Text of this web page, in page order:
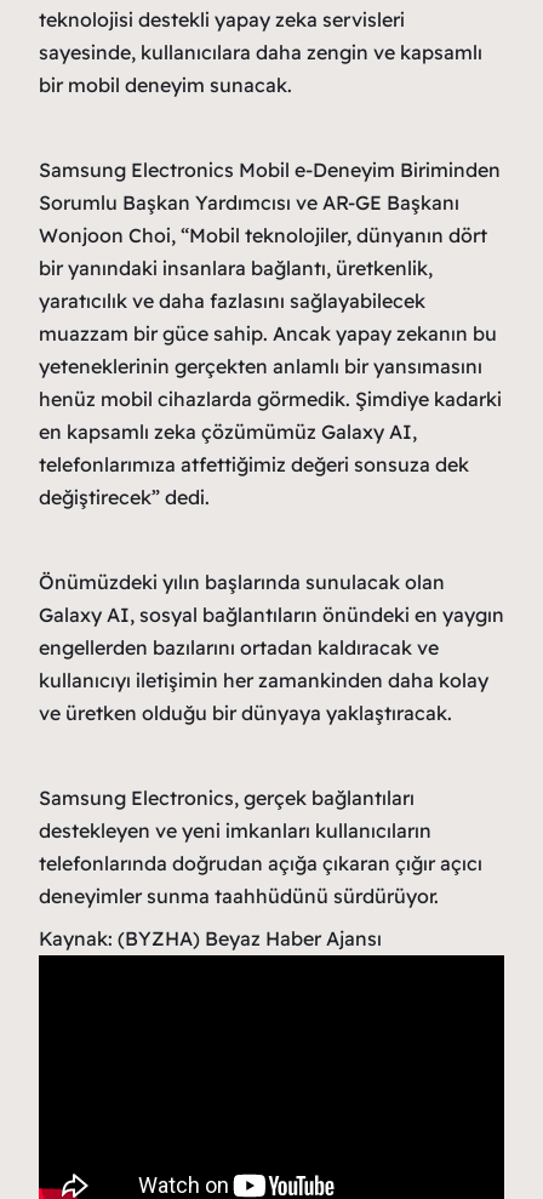
teknolojisi destekli yapay zeka servisleri
sayesinde, kullanıcılara daha zengin ve kapsamlı
bir mobil deneyim sunacak.
Samsung Electronics Mobil e-Deneyim Biriminden
Sorumlu Başkan Yardımcısı ve AR-GE Başkanı
Wonjoon Choi, “Mobil teknolojiler, dünyanın dört
bir yanındaki insanlara bağlantı, üretkenlik,
yaratıcılık ve daha fazlasını sağlayabilecek
muazzam bir güce sahip. Ancak yapay zekanın bu
yeteneklerinin gerçekten anlamlı bir yansımasını
henüz mobil cihazlarda görmedik. Şimdiye kadarki
en kapsamlı zeka çözümümüz Galaxy AI,
telefonlarımıza atfettiğimiz değeri sonsuza dek
değiştirecek” dedi.
Önümüzdeki yılın başlarında sunulacak olan
Galaxy AI, sosyal bağlantıların önündeki en yaygın
engellerden bazılarını ortadan kaldıracak ve
kullanıcıyı iletişimin her zamankinden daha kolay
ve üretken olduğu bir dünyaya yaklaştıracak.
Samsung Electronics, gerçek bağlantıları
destekleyen ve yeni imkanları kullanıcıların
telefonlarında doğrudan açığa çıkaran çığır açıcı
deneyimler sunma taahhüdünü sürdürüyor.
Kaynak: (BYZHA) Beyaz Haber Ajansı